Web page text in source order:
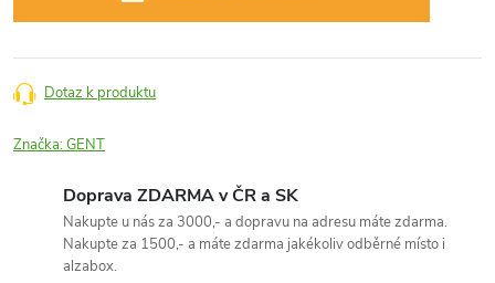
Dotaz k produktu
Značka:GENT
Doprava ZDARMA v ČR a SK
Nakupte u nás za 3000,- a dopravu na adresu máte zdarma.
Nakupte za 1500,- a máte zdarma jakékoliv odběrné místo i
alzabox.